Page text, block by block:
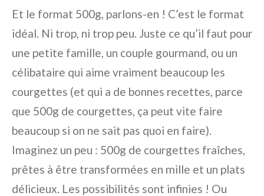
Et le format 500g, parlons-en ! C’est le format
idéal. Ni trop, ni trop peu. Juste ce qu’il faut pour
une petite famille, un couple gourmand, ou un
célibataire qui aime vraiment beaucoup les
courgettes (et qui a de bonnes recettes, parce
que 500g de courgettes, ça peut vite faire
beaucoup si on ne sait pas quoi en faire).
Imaginez un peu : 500g de courgettes fraîches,
prêtes à être transformées en mille et un plats
délicieux. Les possibilités sont infinies ! Ou